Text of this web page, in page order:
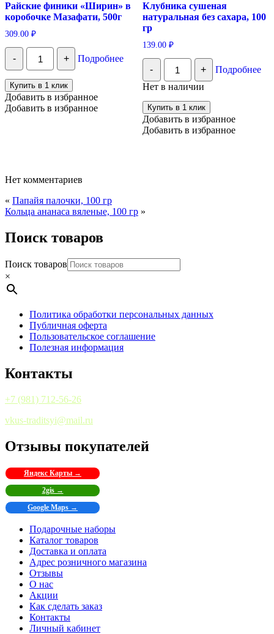
Райские финики «Ширин» в
коробочке Мазафати, 500г
309.00 ₽
-
Количество
Райские
финики
"Ширин"
в
коробочке
Мазафати,
+ Подробнее
Купить в 1 клик
Добавить в избранное
Добавить в избранное
Клубника сушеная
натуральная без сахара, 100
гр
139.00 ₽
-
Количество
Клубника
сушеная
натуральная
без
сахара,
100
гр
+
Подробнее
Нет в наличии
Купить в 1 клик
Добавить в избранное
Добавить в избранное
Нет комментариев
« Папайя палочки, 100 гр
Кольца ананаса вяленые, 100 гр »
Поиск товаров
Поиск товаров
×
Политика обработки персональных данных
Публичная оферта
Пользовательское соглашение
Полезная информация
Контакты
+7 (981) 712-56-26
vkus-traditsyi@mail.ru
Отзывы покупателей
Яндекс Карты →
2gis →
Google Maps →
Подарочные наборы
Каталог товаров
Доставка и оплата
Адрес розничного магазина
Отзывы
О нас
Акции
Как сделать заказ
Контакты
Личный кабинет